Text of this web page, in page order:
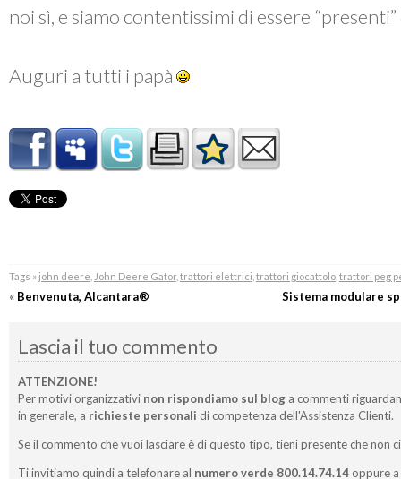
noi sì, e siamo contentissimi di essere
Auguri a tutti i papà
Tags » john deere John Deere Gator, trattori elettrici trattori giocattolo, trattori peg
« Benvenuta, Alcantara® Sistema modulare
Lascia il tuo commento
ATTENZIONE!
Per motivi organizzativi non rispondiamo sul bloga commenti
in generale, a richieste personali di competenza dell'Assistenza Clienti.
Se il commento che vuoi lasciare è di questo tipo, tieni presente che non
Ti invitiamo quindi a telefonare al numero verde 800.14.74.14oppure a